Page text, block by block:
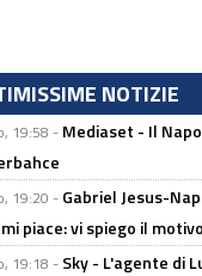
NOTIZIE
19:58 - Mediaset - Il
19:20 - Gabriel Jesus-
piace: vi spiego il
19:18 - Sky - L'agente di